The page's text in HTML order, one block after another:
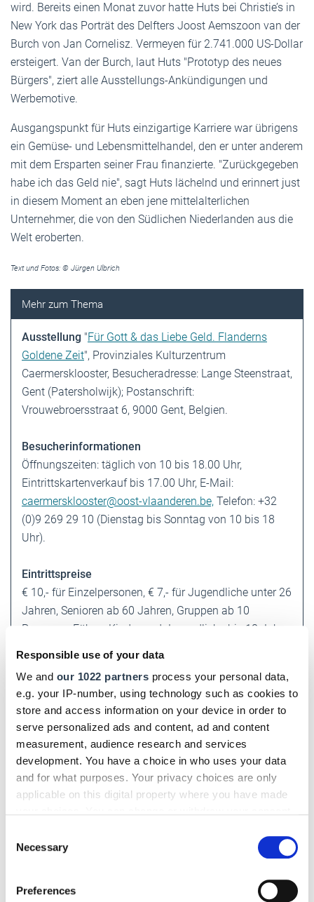
Responsible use of your data
We and our 1022 partners process your personal data,
e.g. your IP-number, using technology such as cookies to
store and access information on your device in order to
serve personalized ads and content, ad and content
measurement, audience research and services
development. You have a choice in who uses your data
and for what purposes. Your privacy choices are only
applicable on this digital property where you have made
the Privacy trigger icon.
Collect information about your geographical location
Selection
Necessary
Preferences
wird. Bereits einen Monat zuvor hatte Huts bei Christie’s in
New York das Porträt des Delfters Joost Aemszoon van der
Burch von Jan Cornelisz. Vermeyen für 2.741.000 US-Dollar
ersteigert. Van der Burch, laut Huts "Prototyp des neues
Bürgers", ziert alle Ausstellungs-Ankündigungen und
Werbemotive.
Ausgangspunkt für Huts einzigartige Karriere war übrigens
ein Gemüse- und Lebensmittelhandel, den er unter anderem
mit dem Ersparten seiner Frau finanzierte. "Zurückgegeben
habe ich das Geld nie", sagt Huts lächelnd und erinnert just
in diesem Moment an eben jene mittelalterlichen
Unternehmer, die von den Südlichen Niederlanden aus die
Welt eroberten.
Text und Fotos: © Jürgen Ulbrich
Ausstellung "Für Gott & das Liebe Geld. Flanderns
Goldene Zeit", Provinziales Kulturzentrum
Caermersklooster, Besucheradresse: Lange Steenstraat,
Gent (Patersholwijk); Postanschrift:
Vrouwebroersstraat 6, 9000 Gent, Belgien.
Besucherinformationen
Öffnungszeiten: täglich von 10 bis 18.00 Uhr,
Eintrittskartenverkauf bis 17.00 Uhr, E-Mail:
caermersklooster@oost-vlaanderen.be, Telefon: +32
(0)9 269 29 10 (Dienstag bis Sonntag von 10 bis 18
Uhr).
Eintrittspreise
€ 10,- für Einzelpersonen, € 7,- für Jugendliche unter 26
Jahren, Senioren ab 60 Jahren, Gruppen ab 10
Personen; Führer, Kinder und Jugendliche bis 18 Jahre
Gent
Gent liegt am Zusammenfluss von Schelde und Leie
und war im Mittelalter eine wichtige Metropole und die
größte Stadt nördlich der Alpen nach Paris, größer als
London und Köln. Heute ist Gent mit seinem
prächtigen und komplett autofreien historischen
Stadtzentrum ein beliebtes Ziel von Ausflüglern und
Besuch der mittelalterlichen
mit
Sint-Baafs-Kathedrale
mit dem Kunstschatz "Die